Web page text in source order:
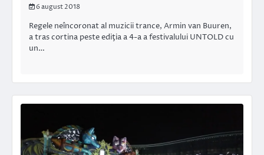
6 august 2018
Regele neîncoronat al muzicii trance, Armin van Buuren,
a tras cortina peste ediţia a 4-a a festivalului UNTOLD cu
un…